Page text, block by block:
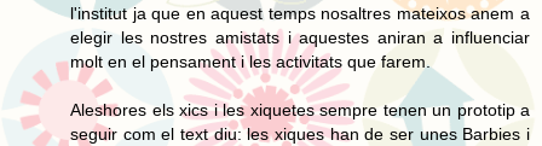
l'institut ja que en aquest temps nosaltres mateixos anem a
elegir les nostres amistats i aquestes aniran a influenciar
molt en el pensament i les activitats que farem.
Aleshores els xics i les xiquetes sempre tenen un prototip a
seguir com el text diu: les xiques han de ser unes Barbies i